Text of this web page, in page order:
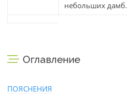
небольших дамб.
Оглавление
ПОЯСНЕНИЯ